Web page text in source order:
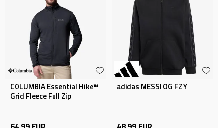
COLUMBIA Essential Hike™
Grid Fleece Full Zip
adidas MESSI OG FZ Y